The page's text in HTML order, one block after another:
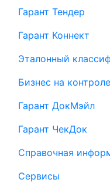
Гарант Тендер
Гарант Коннект
Эталонный
Бизнес на контроле
Гарант ДокМэйл
Гарант ЧекДок
Справочная
Сервисы